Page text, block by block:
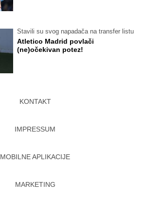
Stavili su svog napadača na transfer listu
Atletico Madrid povlači
(ne)očekivan potez!
KONTAKT
IMPRESSUM
MOBILNE APLIKACIJE
MARKETING